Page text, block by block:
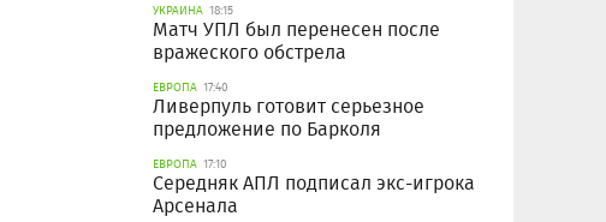
УКРАИНА 18:15
Матч УПЛ был перенесен после
вражеского обстрела
ЕВРОПА 17:40
Ливерпуль готовит серьезное
предложение по Барколя
ЕВРОПА 17:10
Середняк АПЛ подписал экс-игрока
Арсенала